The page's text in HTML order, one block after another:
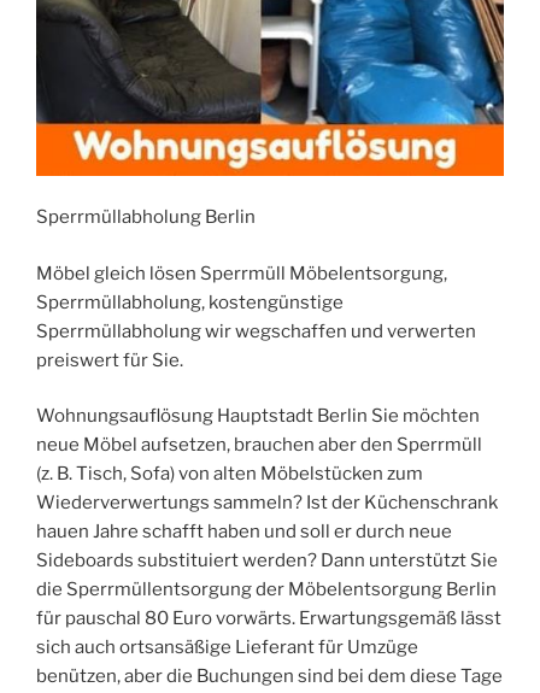
Sperrmüllabholung Berlin
Möbel gleich lösen Sperrmüll Möbelentsorgung,
Sperrmüllabholung, kostengünstige
Sperrmüllabholung wir wegschaffen und verwerten
preiswert für Sie.
Wohnungsauflösung Hauptstadt Berlin Sie möchten
neue Möbel aufsetzen, brauchen aber den Sperrmüll
(z. B. Tisch, Sofa) von alten Möbelstücken zum
Wiederverwertungs sammeln? Ist der Küchenschrank
hauen Jahre schafft haben und soll er durch neue
Sideboards substituiert werden? Dann unterstützt Sie
die Sperrmüllentsorgung der Möbelentsorgung Berlin
für pauschal 80 Euro vorwärts. Erwartungsgemäß lässt
sich auch ortsansäßige Lieferant für Umzüge
benützen, aber die Buchungen sind bei dem diese Tage